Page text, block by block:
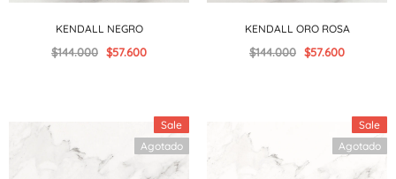
KENDALL NEGRO
$144.000 $57.600
KENDALL ORO ROSA
$144.000 $57.600
Sale
Agotado
Sale
Agotado